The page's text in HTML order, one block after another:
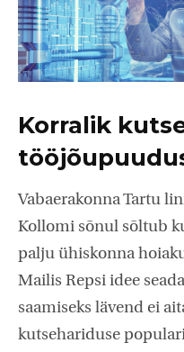
Korralik
Vabaerakonna Tartu
Kollomi sõnul sõltub
palju ühiskonna
Mailis Repsi idee
saamiseks lävend ei
kutsehariduse